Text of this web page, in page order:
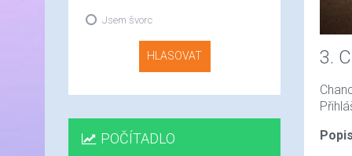
3.
Jsem švorc
HLASOVAT
POČÍTADLO